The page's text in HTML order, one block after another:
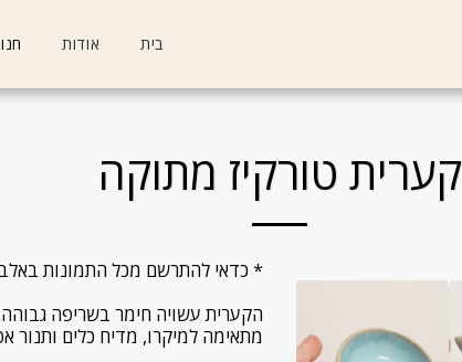
בית אודות
קערית טורקיז מתוקה